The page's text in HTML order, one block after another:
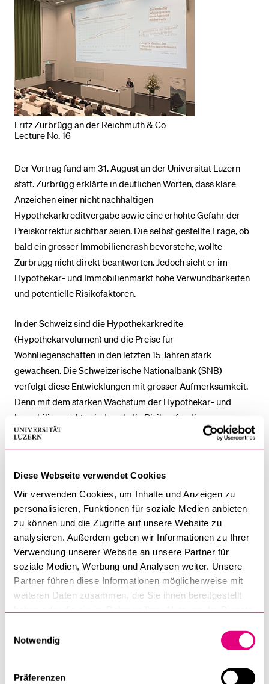
Diese Webseite verwendet Cookies
Wir verwenden Cookies, um Inhalte und Anzeigen zu
personalisieren, Funktionen für soziale Medien anbieten
zu können und die Zugriffe auf unsere Website zu
analysieren. Außerdem geben wir Informationen zu Ihrer
Verwendung unserer Website an unsere Partner für
soziale Medien, Werbung und Analysen weiter. Unsere
Partner führen diese Informationen möglicherweise mit
weiteren Daten zusammen, die Sie ihnen bereitgestellt
Notwendig
Präferenzen
Fritz Zurbrügg an der Reichmuth & Co
Lecture No. 16
Der Vortrag fand am 31. August an der Universität Luzern
statt. Zurbrügg erklärte in deutlichen Worten, dass klare
Anzeichen einer nicht nachhaltigen
Hypothekarkreditvergabe sowie eine erhöhte Gefahr der
Preiskorrektur sichtbar seien. Die selbst gestellte Frage, ob
bald ein grosser Immobiliencrash bevorstehe, wollte
Zurbrügg nicht direkt beantworten. Jedoch sieht er im
Hypothekar- und Immobilienmarkt hohe Verwundbarkeiten
und potentielle Risikofaktoren.
In der Schweiz sind die Hypothekarkredite
(Hypothekarvolumen) und die Preise für
Wohnliegenschaften in den letzten 15 Jahren stark
gewachsen. Die Schweizerische Nationalbank (SNB)
verfolgt diese Entwicklungen mit grosser Aufmerksamkeit.
Denn mit dem starken Wachstum der Hypothekar- und
Immobilienmärkte sind auch die Risiken für die
Finanzstabilität gestiegen, zu welcher die SNB im Rahmen
ihres Auftrags beiträgt.
Immobilien- und Hypothekarmärkte spielen eine zentrale
Rolle für den Bankensektor und damit auch für die Stabilität
der Wirtschaft als Ganzes. In der Vergangenheit waren
Verwerfungen an diesen Märkten wiederholt Auslöser von
Kettenreaktionen, die sowohl das Bankensystem als auch die
Volkwirtschaft in Mitleidenschaft zogen. Die aktuellen
Entwicklungen deuten laut Zurbrügg auf eine nicht
nachhaltige Hypothekarkreditvergabe hin aufgrund der
Tragbarkeit der Haushalte sowie einer erhöhten Gefahr für
die Finanzstabilität, da sich die beiden Risiken gegenseitig
Neben einer Verschärfung der Selbstregulierung in den
Anmeldung und Zulassung